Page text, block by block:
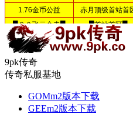
9pk传奇
传奇私服基地
GOMm2版本下载
GEEm2版本下载